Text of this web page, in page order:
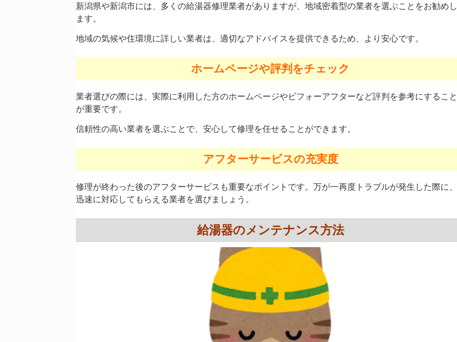
新潟県や新潟市には、多くの給湯器修理業者がありますが、地域密着型の業者を選ぶことをお勧めし
ます。
地域の気候や住環境に詳しい業者は、適切なアドバイスを提供できるため、より安心です。
ホームページや評判をチェック
業者選びの際には、実際に利用した方のホームページやビフォーアフターなど評判を参考にすること
が重要です。
信頼性の高い業者を選ぶことで、安心して修理を任せることができます。
アフターサービスの充実度
修理が終わった後のアフターサービスも重要なポイントです。万が一再度トラブルが発生した際に、
迅速に対応してもらえる業者を選びましょう。
給湯器のメンテナンス方法